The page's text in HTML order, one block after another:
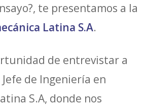
te presentamos a la
Latina S.A.
de entrevistar a
de Ingeniería en
S.A, donde nos